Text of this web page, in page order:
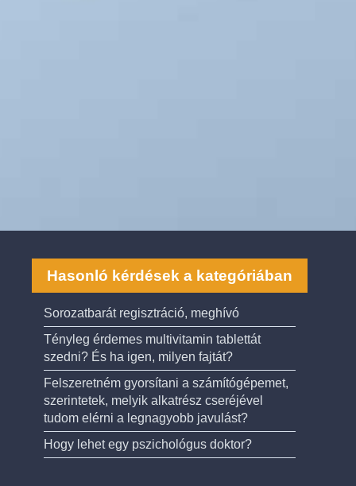
Hasonló kérdések a kategóriában
Sorozatbarát regisztráció, meghívó
Tényleg érdemes multivitamin tablettát
szedni? És ha igen, milyen fajtát?
Felszeretném gyorsítani a számítógépemet,
szerintetek, melyik alkatrész cseréjével
tudom elérni a legnagyobb javulást?
Hogy lehet egy pszichológus doktor?